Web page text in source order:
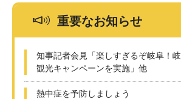
重要なお知らせ
知事記者会見「楽しすぎるぞ岐阜！
観光キャンペーンを実施」他
熱中症を予防しましょう